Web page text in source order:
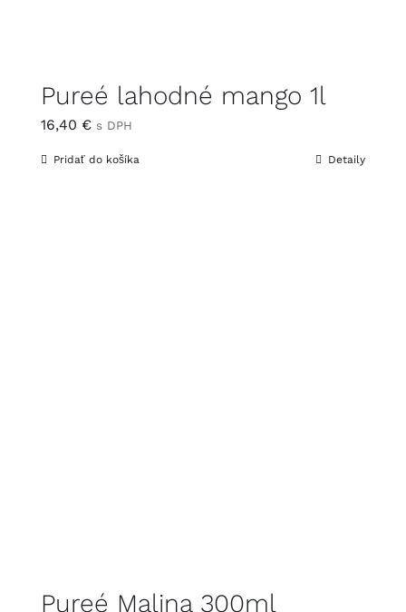
Pureé lahodné mango 1l
16,40 € s DPH
Pridať do košíka Detaily
Pureé Malina 300ml